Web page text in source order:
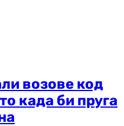
возове код
када би пруга